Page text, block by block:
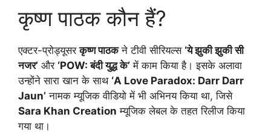
कृष्ण पाठक कौन हैं?
एक्टर-प्रोड्यूसरकृष्ण पाठकने टीवी सीरियल्स ‘ये झुकी झुकी सी
नजर’ और ‘POW: बंदी युद्ध के’ में काम किया है। इसके अलावा
उन्होंने सारा खान के साथ ‘A Love Paradox: Darr Darr
Jaun’ नामक म्यूजिक वीडियो में भी अभिनय किया था, जिसे
Sara Khan Creation म्यूजिक लेबल के तहत रिलीज किया
गया था।